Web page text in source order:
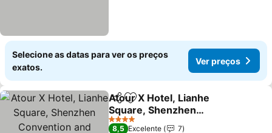
Selecione as datas para ver os preços
exatos.
Ver preços
PartilharAdicionar aos favoritos
Atour X Hotel, Lianhe
Square, Shenzhen
Convention and
4 Estrelas
8,5 Excelente 7